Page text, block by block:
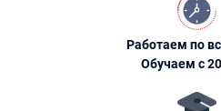
Работаем по
Обучаем с